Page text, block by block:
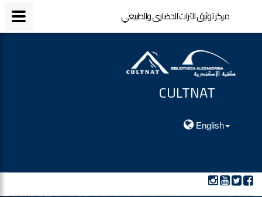
CULTNAT
English
مركز توثيق التراث الحضارى والطبيعي
مركز توثيق التراث الحضارى والطبيعي